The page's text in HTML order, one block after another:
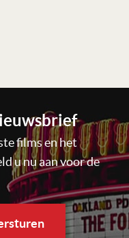
films en het
u nu aan voor de